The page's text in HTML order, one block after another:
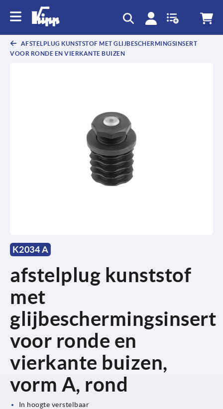
AFSTELPLUG KUNSTSTOF MET GLIJBESCHERMINGSINSERT
VOOR RONDE EN VIERKANTE BUIZEN
K2034 A
afstelplug kunststof
met
glijbeschermingsinsert
voor ronde en
vierkante buizen,
vorm A, rond
In hoogte verstelbaar